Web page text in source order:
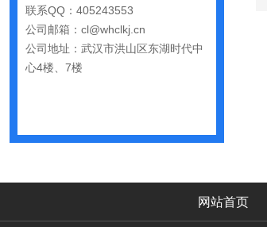
反窃听检测的用处
办公室哪些东西暗藏窃密风险
夏天防偷拍指南：手机、充电宝都能改装
哪些公司最容易被盯上？该如何反窃听
联系QQ：405243553
公司邮箱：cl@whclkj.cn
公司地址：武汉市洪山区东湖时代中
心4楼、7楼
网站首页